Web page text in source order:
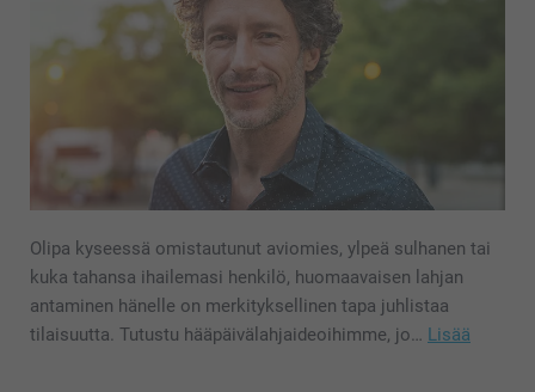
Olipa kyseessä omistautunut aviomies, ylpeä sulhanen tai
kuka tahansa ihailemasi henkilö, huomaavaisen lahjan
antaminen hänelle on merkityksellinen tapa juhlistaa
tilaisuutta. Tutustu hääpäivälahjaideoihimme, jo… Lisää